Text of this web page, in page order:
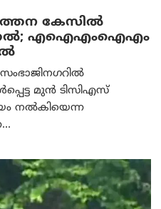
കേസിൽ
എഐഎംഐഎം
മുൻ ടിസിഎസ്
നൽകിയെന്ന